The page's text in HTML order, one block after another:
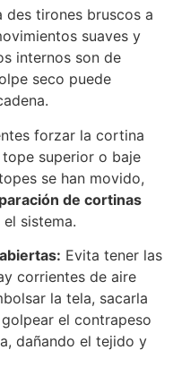
des tirones bruscos a
suaves y
internos son de
seco puede
forzar la cortina
superior o baje
se han movido,
de cortinas
sistema.
Evita tener las
corrientes de aire
la tela, sacarla
el contrapeso
dañando el tejido y